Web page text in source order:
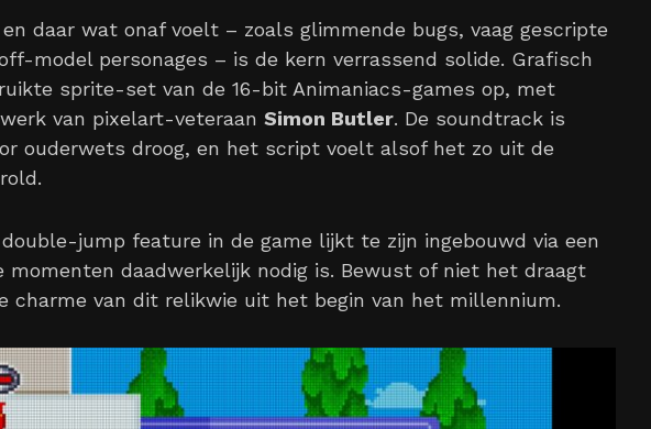
daar wat onaf voelt – zoals glimmende bugs, vaag gescripte
model personages – is de kern verrassend solide. Grafisch
sprite-set van de 16-bit Animaniacs-games op, met
van pixelart-veteraan Simon Butler. De soundtrack is
ouderwets droog, en het script voelt alsof het zo uit de
jump feature in de game lijkt te zijn ingebouwd via een
daadwerkelijk nodig is. Bewust of niet het draagt
charme van dit relikwie uit het begin van het millennium.